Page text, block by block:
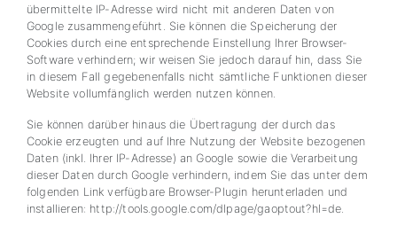
übermittelte IP-Adresse wird nicht mit anderen Daten von
Google zusammengeführt. Sie können die Speicherung der
Cookies durch eine entsprechende Einstellung Ihrer Browser-
Software verhindern; wir weisen Sie jedoch darauf hin, dass Sie
in diesem Fall gegebenenfalls nicht sämtliche Funktionen dieser
Website vollumfänglich werden nutzen können.
Sie können darüber hinaus die Übertragung der durch das
Cookie erzeugten und auf Ihre Nutzung der Website bezogenen
Daten (inkl. Ihrer IP-Adresse) an Google sowie die Verarbeitung
dieser Daten durch Google verhindern, indem Sie das unter dem
folgenden Link verfügbare Browser-Plugin herunterladen und
installieren: http://tools.google.com/dlpage/gaoptout?hl=de.